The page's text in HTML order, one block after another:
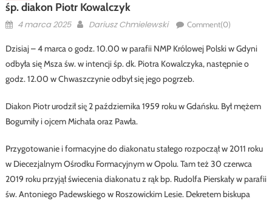
śp. diakon Piotr Kowalczyk
Posted
4 marca 2025 Author
Dariusz Chmielewski Comment(0)
Dzisiaj – 4 marca o godz. 10.00 w parafii NMP Królowej Polski w Gdyni
odbyła się Msza św. w intencji śp. dk. Piotra Kowalczyka, następnie o
godz. 12.00 w Chwaszczynie odbył się jego pogrzeb.
Diakon Piotr urodził się̨ 2 października 1959 roku w Gdańsku. Był mężem
Bogumiły i ojcem Michała oraz Pawła.
Przygotowanie i formacyjne do diakonatu stałego rozpoczął w 2011 roku
w Diecezjalnym Ośrodku Formacyjnym w Opolu. Tam też 30 czerwca
2019 roku przyjął świecenia diakonatu z rąk bp. Rudolfa Pierskały w parafii
św. Antoniego Padewskiego w Roszowickim Lesie. Dekretem biskupa